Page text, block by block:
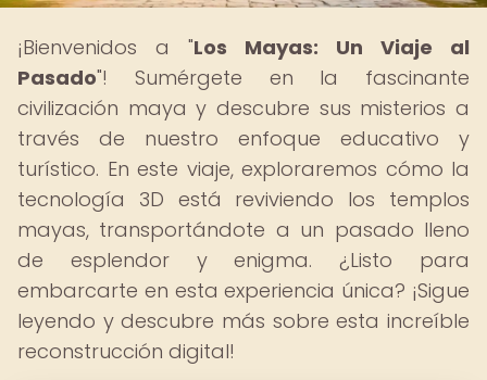
¡Bienvenidos a "Los Mayas: Un Viaje al
Pasado"! Sumérgete en la fascinante
civilización maya y descubre sus misterios a
través de nuestro enfoque educativo y
turístico. En este viaje, exploraremos cómo la
tecnología 3D está reviviendo los templos
mayas, transportándote a un pasado lleno
de esplendor y enigma. ¿Listo para
embarcarte en esta experiencia única? ¡Sigue
leyendo y descubre más sobre esta increíble
reconstrucción digital!